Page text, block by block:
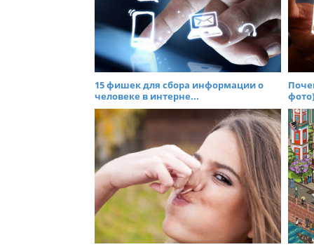
g
a
t
o
n
15 фишек для сбора информации о
человеке в интерне...